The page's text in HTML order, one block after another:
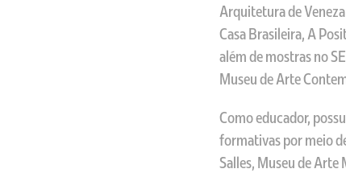
Arquitetura de
Casa Brasileira, A
além de mostras no
Museu de Arte
Como educador,
formativas por meio
Salles, Museu de Arte